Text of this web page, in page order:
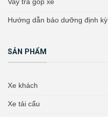
Vay trả góp xe
Hướng dẫn bảo dưỡng định kỳ
SẢN PHẨM
Xe khách
Xe tải cẩu